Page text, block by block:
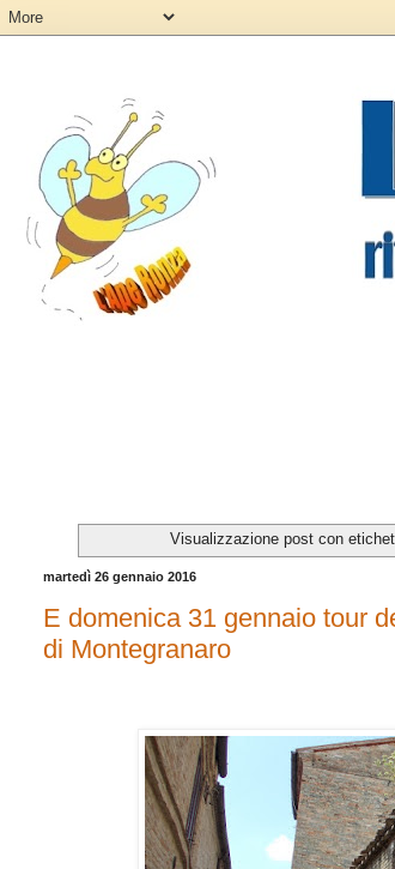
Visualizzazione post con
martedì 26 gennaio 2016
E domenica 31 gennaio tour
di Montegranaro